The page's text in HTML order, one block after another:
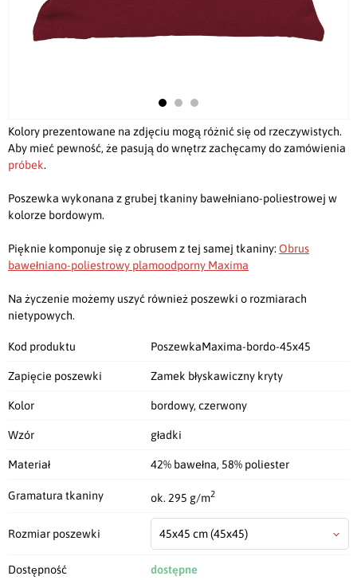
Kolory prezentowane na zdjęciu mogą różnić się od rzeczywistych.
Aby mieć pewność, że pasują do wnętrz zachęcamy do zamówienia
próbek.
Poszewka wykonana z grubej tkaniny bawełniano-poliestrowej w
kolorze bordowym.
Pięknie komponuje się z obrusem z tej samej tkaniny:Obrus
bawełniano-poliestrowy plamoodporny Maxima
Na życzenie możemy uszyć również poszewki o rozmiarach
nietypowych.
Kod produktu PoszewkaMaxima-bordo-45x45
Zapięcie poszewki Zamek błyskawiczny kryty
Kolor bordowy, czerwony
Wzór gładki
Materiał 42% bawełna, 58% poliester
Gramatura tkaniny ok. 295 g/m2
Rozmiar poszewki 45x45 cm(45x45)
Dostępność dostępne